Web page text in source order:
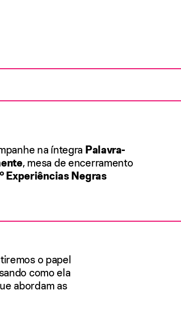
na íntegra Palavra-
, mesa de encerramento
Experiências Negras
o papel
como ela
abordam as